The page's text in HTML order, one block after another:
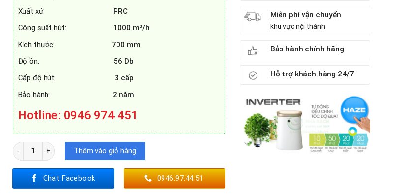
Xuất xứ:
PRC
Công suất hút:
1000 m³/h
Kích thước: 700 mm
Độ ồn: 56 Db
Cấp độ hút: 3 cấp
Bảo hành: 2 năm
Hotline: 0946 974 451
MÁY HÚT MÙI FASTER FS - 3388C1 số lượng
Thêm vào giỏ hàng
Chat Facebook 0946.97.44.51
Miễn phí vận chuyển
khu vực nội thành
Bảo hành chính hãng
Hỗ trợ khách hàng 24/7